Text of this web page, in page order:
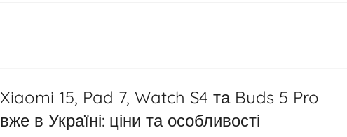
Xiaomi 15, Pad 7, Watch S4 та Buds 5 Pro
вже в Україні: ціни та особливості